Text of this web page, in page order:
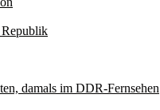
damals im DDR-Fernsehen